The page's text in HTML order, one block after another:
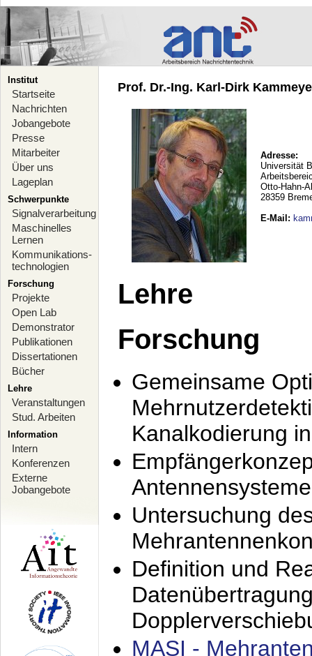
Institut
Startseite
Nachrichten
Jobangebote
Presse
Mitarbeiter
Über uns
Lageplan
Schwerpunkte
Signalverarbeitung
Maschinelles
Lernen
Kommunikations-
technologien
Forschung
Projekte
Open Lab
Demonstrator
Publikationen
Dissertationen
Bücher
Lehre
Veranstaltungen
Stud. Arbeiten
Information
Intern
Konferenzen
Externe
Jobangebote
Prof. Dr.-Ing. Karl-Dirk
Adresse:
Universität
Otto-Hahn-
28359
E-Mail :
Lehre
Forschung
Gemeinsame
Kanalkodierung
Antennensysteme
Untersuchung
Definition und
MASI -